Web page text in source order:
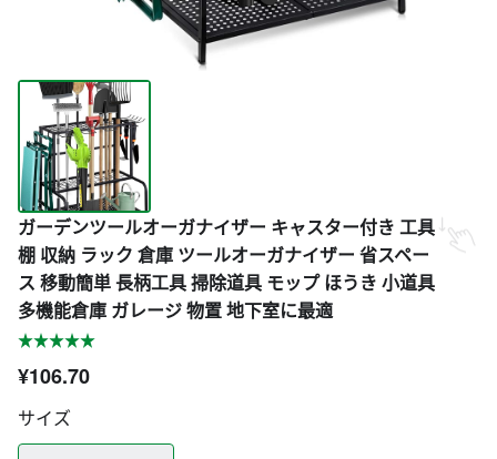
ガーデンツールオーガナイザー キャスター付き 工具
棚 収納 ラック 倉庫 ツールオーガナイザー 省スペー
ス 移動簡単 長柄工具 掃除道具 モップ ほうき 小道具
多機能倉庫 ガレージ 物置 地下室に最適
¥106.70
サイズ